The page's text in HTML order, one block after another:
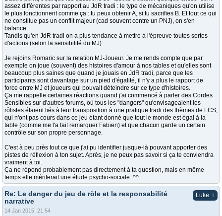
assez différentes par rapport au JdR tradi : le type de mécaniques qu'on utilise
le plus fonctionnent comme ça : tu peux obtenir A, si tu sacrifies B. Et tout ce qui
ne constitue pas un conflit majeur (cad souvent contre un PNJ), on s'en
balance.
Tandis qu'en JdR tradi on a plus tendance à mettre à l'épreuve toutes sortes
d'actions (selon la sensibilité du MJ).
Je rejoins Romaric sur la relation MJ-Joueur. Je me rends compte que par
exemple on joue (souvent) des histoires d'amour à nos tables et qu'elles sont
beaucoup plus saines que quand je jouais en JdR tradi, parce que les
participants sont davantage sur un pied d'égalité, il n'y a plus le rapport de
force entre MJ et joueurs qui pouvait déteindre sur ce type d'histoires.
Ça me rappelle certaines réactions quand j'ai commencé à parler des Cordes
Sensibles sur d'autres forums, où tous les "dangers" qu'envisageaient les
rôlistes étaient liés à leur transposition à une pratique tradi des thèmes de LCS,
qui n'ont pas cours dans ce jeu étant donné que tout le monde est égal à la
table (comme me l'a fait remarquer Fabien) et que chacun garde un certain
contrôle sur son propre personnage.
C'est à peu près tout ce que j'ai pu identifier jusque-là pouvant apporter des
pistes de réflexion à ton sujet. Après, je ne peux pas savoir si ça te conviendra
vraiment à toi.
Ça ne répond probablement pas directement à ta question, mais en même
temps elle mériterait une étude psycho-sociale. ^^
Luke ↓
Re: Le danger du jeu de rôle et la responsabilité
narrative
14 Jan 2015, 21:54